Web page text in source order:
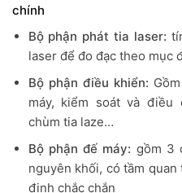
chính
Bộ phận phát tia laser:
laser để đo đạc theo mục
Bộ phận điều khiển:
máy, kiểm soát và điều
chùm tia laze…
Bộ phận đế máy: gồm 3
nguyên khối, có tầm
định chắc chắn